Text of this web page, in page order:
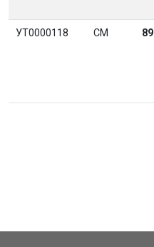
УТ0000118 CM